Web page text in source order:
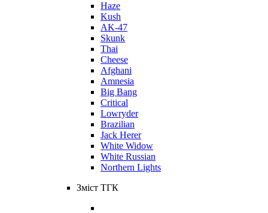
Haze
Kush
AK-47
Skunk
Thai
Cheese
Afghani
Amnesia
Big Bang
Critical
Lowryder
Brazilian
Jack Herer
White Widow
White Russian
Northern Lights
Зміст ТГК